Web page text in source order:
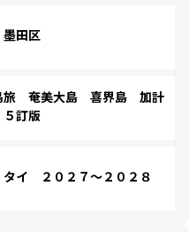
田区
旅 奄美大島 喜界島 加計
訂版
イ ２０２７～２０２８